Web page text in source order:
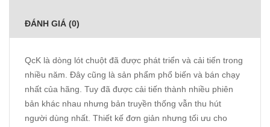
ĐÁNH GIÁ (0)
QcK là dòng lót chuột đã được phát triển và cải tiến trong
nhiều năm. Đây cũng là sản phẩm phổ biến và bán chạy
nhất của hãng. Tuy đã được cải tiến thành nhiều phiên
bản khác nhau nhưng bản truyền thống vẫn thu hút
người dùng nhất. Thiết kế đơn giản nhưng tối ưu cho